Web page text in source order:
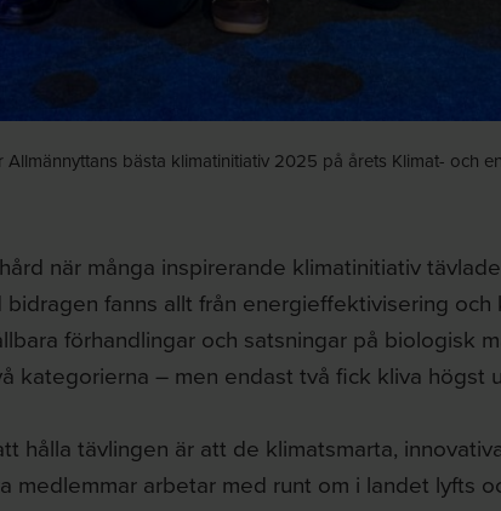
bästa klimatinitiativ 2025 på årets Klimat- och
när många inspirerande klimatinitiativ
bidragen fanns allt från energieffektivisering och
förhandlingar och satsningar på biologisk
kategorierna – men endast två fick kliva högst
hålla tävlingen är att de klimatsmarta,
medlemmar arbetar med runt om i landet lyfts